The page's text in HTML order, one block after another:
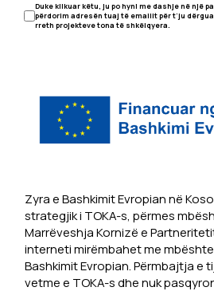
Duke klikuar këtu, ju po hyni me dashje në një
përdorim adresën tuaj të emailit për t'ju
rreth projekteve tona të shkëlqyera.
Zyra e Bashkimit Evropian në
strategjik i TOKA-s, përmes
Marrëveshja Kornizë e
interneti mirëmbahet me
Bashkimit Evropian. Përmbajtja e
vetme e TOKA-s dhe nuk